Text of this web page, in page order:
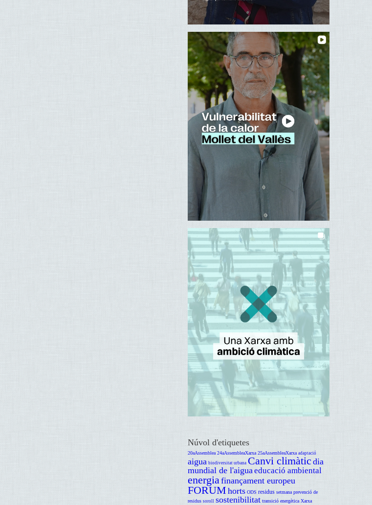
Núvol d'etiquetes
20aAssemblea 24aAssembleaXarxa 25aAssembleaXarxa adaptació
aigua biodiversitat urbana Canvi climàtic dia
mundial de l'aigua educació ambiental
energia finançament europeu
FORUM horts ODS residus setmana prevenció de
residus soroll sostenibilitat transició energètica Xarxa